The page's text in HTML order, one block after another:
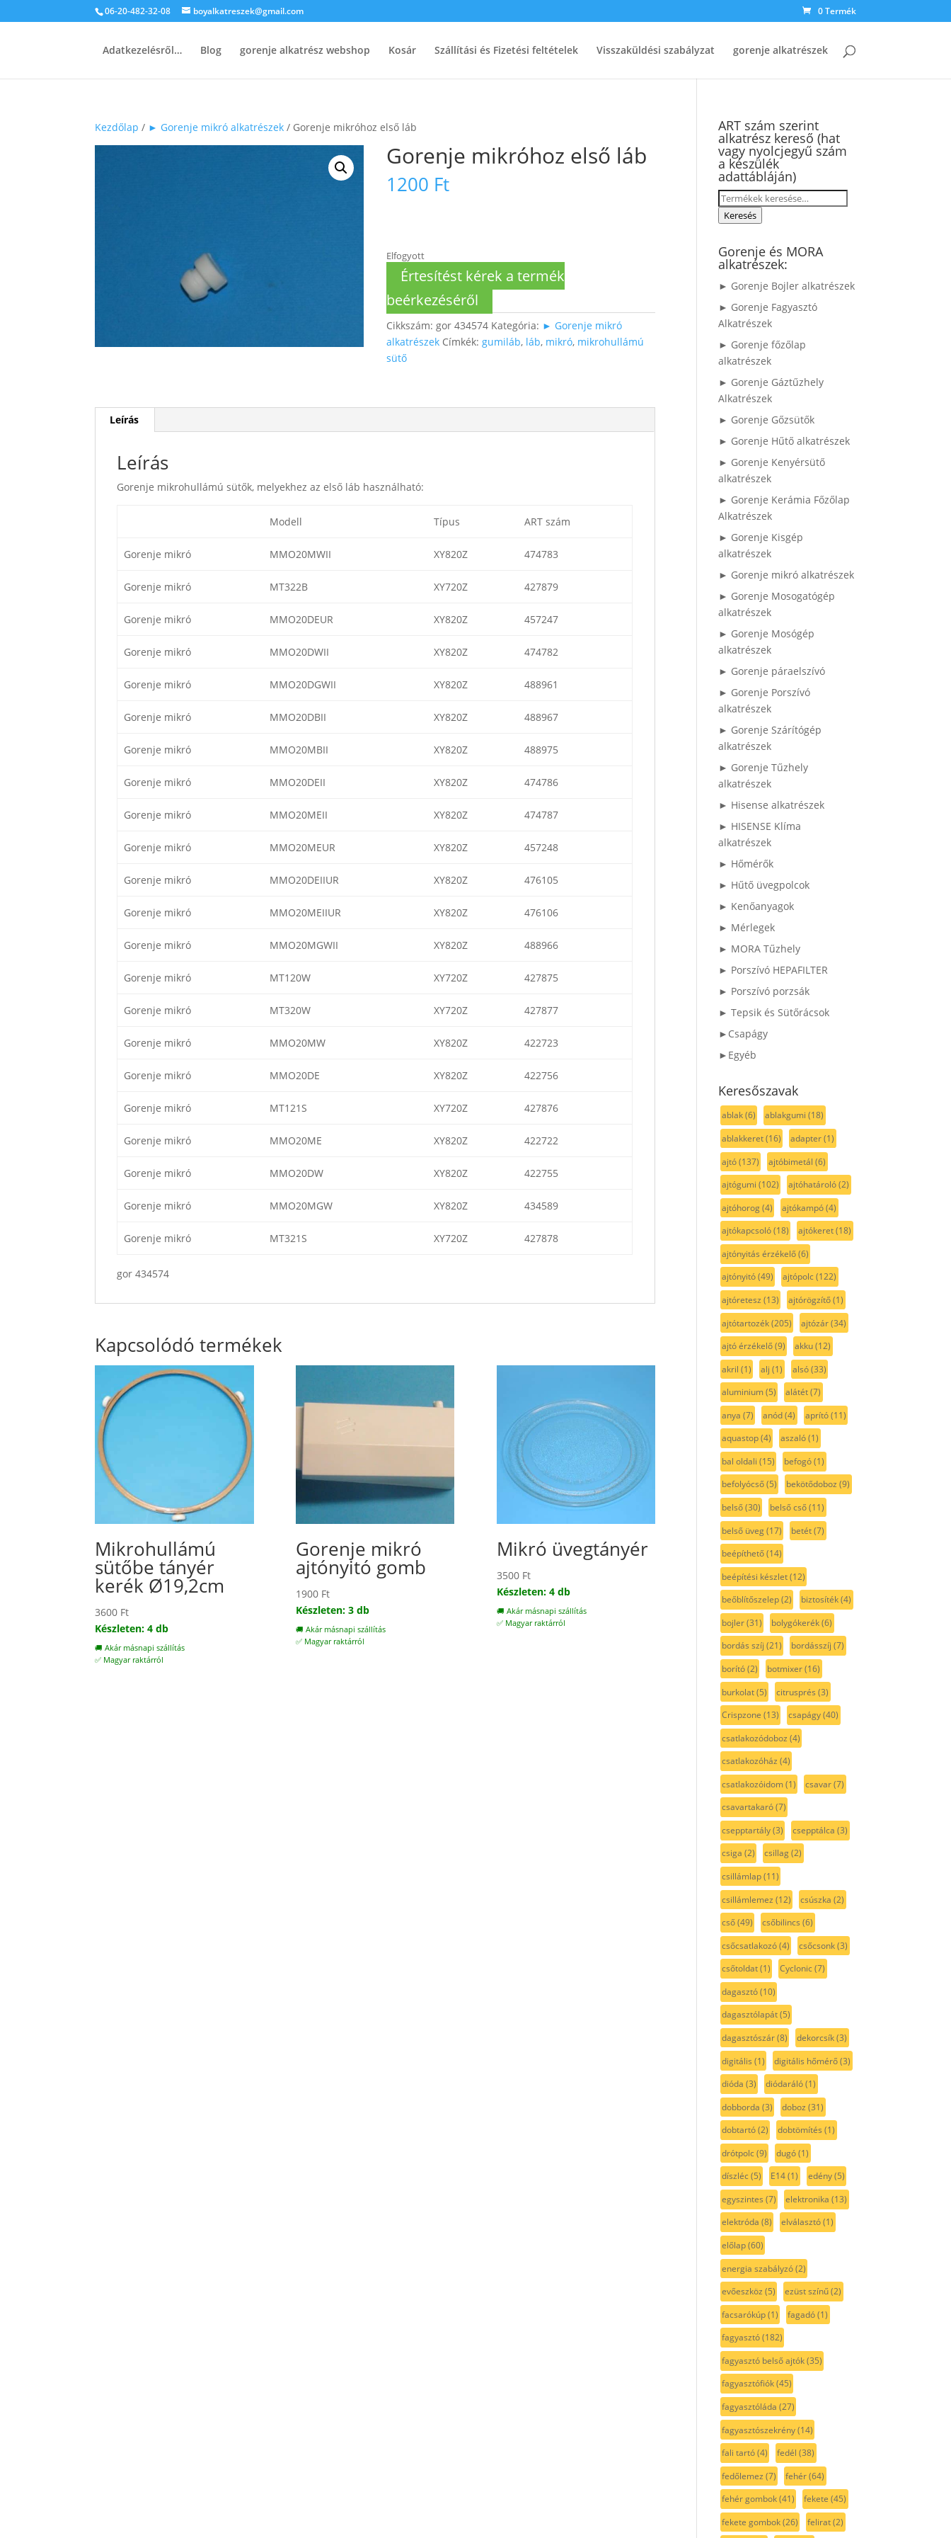
06-20-482-32-08 boyalkatreszek@gmail.com 0 Termék
Adatkezelésről… Blog gorenje alkatrész webshop Kosár Szállítási és Fizetési feltételek Visszaküldési szabályzat gorenje alkatrészek
Kezdőlap / ► Gorenje mikró alkatrészek / Gorenje mikróhoz első láb
Gorenje mikróhoz első láb
1200 Ft
Elfogyott
Értesítést kérek a termék
beérkezéséről
Cikkszám:gor 434574 Kategória: ► Gorenje mikró
alkatrészek Címkék:gumiláb, láb, mikró, mikrohullámú
sütő
Leírás
Leírás
Gorenje mikrohullámú sütők, melyekhez az első láb használható:
Modell Típus ART szám
Gorenje mikró MMO20MWII XY820Z 474783
Gorenje mikró MT322B XY720Z 427879
Gorenje mikró MMO20DEUR XY820Z 457247
Gorenje mikró MMO20DWII XY820Z 474782
Gorenje mikró MMO20DGWII XY820Z 488961
Gorenje mikró MMO20DBII XY820Z 488967
Gorenje mikró MMO20MBII XY820Z 488975
Gorenje mikró MMO20DEII XY820Z 474786
Gorenje mikró MMO20MEII XY820Z 474787
Gorenje mikró MMO20MEUR XY820Z 457248
Gorenje mikró MMO20DEIIUR XY820Z 476105
Gorenje mikró MMO20MEIIUR XY820Z 476106
Gorenje mikró MMO20MGWII XY820Z 488966
Gorenje mikró MT120W XY720Z 427875
Gorenje mikró MT320W XY720Z 427877
Gorenje mikró MMO20MW XY820Z 422723
Gorenje mikró MMO20DE XY820Z 422756
Gorenje mikró MT121S XY720Z 427876
Gorenje mikró MMO20ME XY820Z 422722
Gorenje mikró MMO20DW XY820Z 422755
Gorenje mikró MMO20MGW XY820Z 434589
Gorenje mikró MT321S XY720Z 427878
gor 434574
Kapcsolódó termékek
Mikrohullámú
sütőbe tányér
kerék Ø19,2cm
3600 Ft
Készleten: 4 db
🚚 Akár másnapi szállítás
✅ Magyar raktárról
Gorenje mikró
ajtónyitó gomb
1900 Ft
Készleten: 3 db
🚚 Akár másnapi szállítás
✅ Magyar raktárról
Mikró üvegtányér
3500 Ft
Készleten: 4 db
🚚 Akár másnapi szállítás
✅ Magyar raktárról
ART szám szerint
alkatrész kereső (hat
vagy nyolcjegyű szám
a készülék
adattábláján)
Keresés
a Keresés
Gorenje és MORA
alkatrészek:
► Gorenje Bojler alkatrészek
► Gorenje Fagyasztó
Alkatrészek
► Gorenje főzőlap
alkatrészek
► Gorenje Gáztűzhely
Alkatrészek
► Gorenje Gőzsütők
► Gorenje Hűtő alkatrészek
► Gorenje Kenyérsütő
alkatrészek
► Gorenje Kerámia Főzőlap
Alkatrészek
► Gorenje Kisgép
alkatrészek
► Gorenje mikró alkatrészek
► Gorenje Mosogatógép
alkatrészek
► Gorenje Mosógép
alkatrészek
► Gorenje páraelszívó
► Gorenje Porszívó
alkatrészek
► Gorenje Szárítógép
alkatrészek
► Gorenje Tűzhely
alkatrészek
► Hisense alkatrészek
► HISENSE Klíma
alkatrészek
► Hőmérők
► Hűtő üvegpolcok
► Kenőanyagok
► Mérlegek
► MORA Tűzhely
► Porszívó HEPAFILTER
► Porszívó porzsák
► Tepsik és Sütőrácsok
►Csapágy
►Egyéb
Keresőszavak
ablak(6) ablakgumi (18)
ablakkeret(16) adapter(1)
ajtó(137) ajtóbimetál (6)
ajtógumi (102) ajtóhatároló(2)
ajtóhorog(4) ajtókampó(4)
ajtókapcsoló(18) ajtókeret(18)
ajtónyitás érzékelő(6)
ajtónyitó(49) ajtópolc(122)
ajtóretesz (13) ajtórögzítő(1)
ajtótartozék(205) ajtózár(34)
ajtó érzékelő(9) akku(12)
akril (1) alj (1) alsó(33)
aluminium(5) alátét(7)
anya (7) anód(4) aprító(11)
aquastop(4) aszaló(1)
bal oldali (15) befogó(1)
befolyócső(5) bekötődoboz (9)
belső(30) belső cső(11)
belső üveg(17) betét(7)
beépíthető(14)
beépítési készlet(12)
beőblítőszelep(2) biztosíték(4)
bojler(31) bolygókerék(6)
bordás szíj (21) bordásszíj (7)
borító(2) botmixer(16)
burkolat(5) citrusprés (3)
Crispzone (13) csapágy(40)
csatlakozódoboz (4)
csatlakozóház (4)
csatlakozóidom(1) csavar(7)
csavartakaró(7)
csepptartály(3) csepptálca (3)
csiga (2) csillag(2)
csillámlap(11)
csillámlemez (12) csúszka (2)
cső(49) csőbilincs (6)
csőcsatlakozó(4) csőcsonk(3)
csőtoldat(1) Cyclonic(7)
dagasztó(10)
dagasztólapát(5)
dagasztószár(8) dekorcsík(3)
digitális (1) digitális hőmérő(3)
dióda (3) diódaráló(1)
dobborda (3) doboz (31)
dobtartó(2) dobtömítés (1)
drótpolc(9) dugó(1)
díszléc(5) E14(1) edény(5)
egyszintes (7) elektronika (13)
elektróda (8) elválasztó(1)
előlap(60)
energia szabályzó(2)
evőeszköz (5) ezüst színű(2)
facsarókúp(1) fagadó(1)
fagyasztó(182)
fagyasztó belső ajtók(35)
fagyasztófiók(45)
fagyasztóláda (27)
fagyasztószekrény(14)
fali tartó(4) fedél (38)
fedőlemez (7) fehér(64)
fehér gombok(41) fekete (45)
fekete gombok(26) felirat(2)